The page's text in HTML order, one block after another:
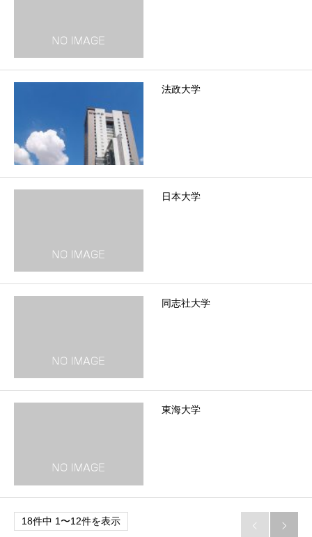
法政大学
日本大学
同志社大学
東海大学
18件中 1〜12件を表示  